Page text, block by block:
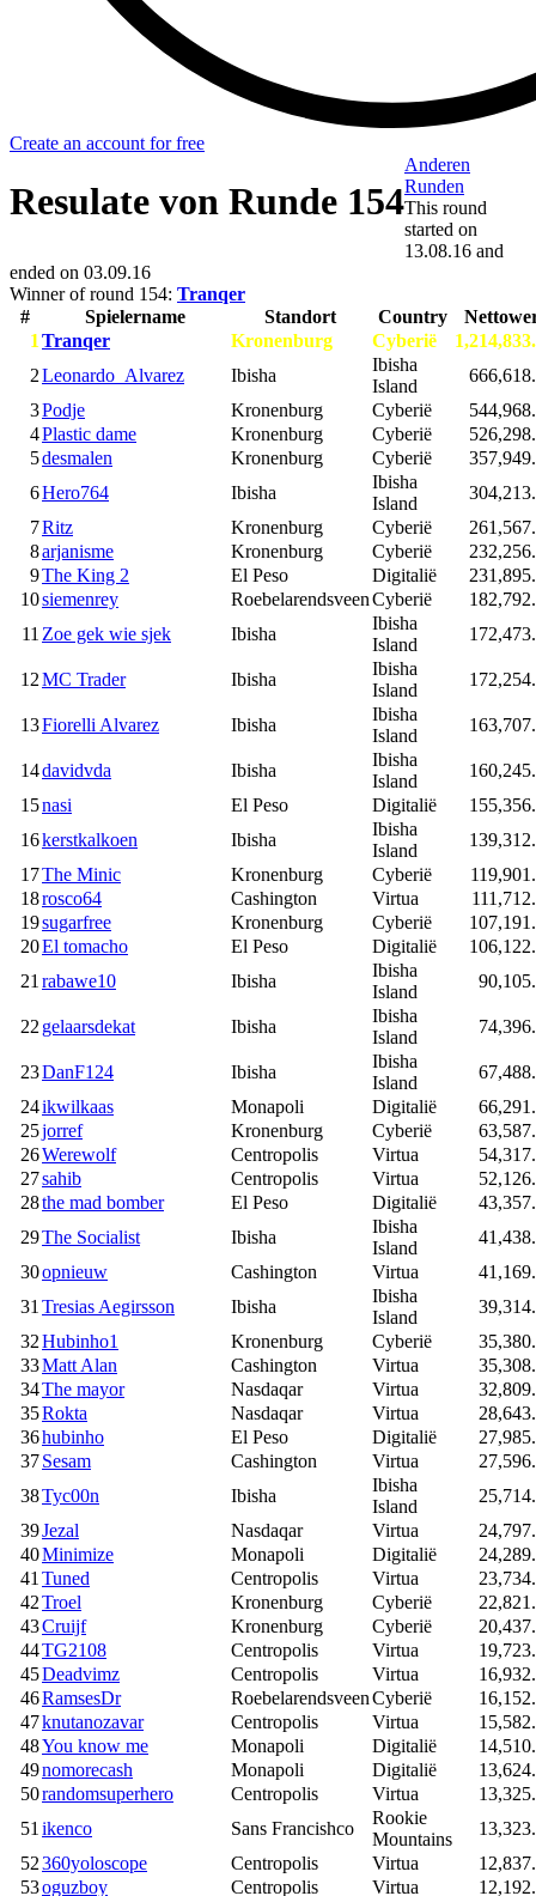
Create an account for free
Resulate von Runde 154
Anderen
Runden
This round
started on
13.08.16 and
ended on 03.09.16
Winner of round 154: Tranqer
#
Spielername Standort Country
1 Tranqer Kronenburg Cyberië
2Leonardo_Alvarez Ibisha
Ibisha
Island
3Podje Kronenburg Cyberië
4Plastic dame Kronenburg Cyberië
5desmalen Kronenburg Cyberië
6Hero764 Ibisha
Ibisha
Island
7Ritz Kronenburg Cyberië
8arjanisme Kronenburg Cyberië
9The King 2 El Peso Digitalië
10siemenrey RoebelarendsveenCyberië
11 Zoe gek wie sjek Ibisha
Ibisha
Island
12MC Trader Ibisha
Ibisha
Island
13Fiorelli Alvarez Ibisha
Ibisha
Island
14davidvda Ibisha
Ibisha
Island
15nasi El Peso Digitalië
16kerstkalkoen Ibisha
Ibisha
Island
17The Minic Kronenburg Cyberië
18rosco64 Cashington Virtua
19sugarfree Kronenburg Cyberië
20El tomacho El Peso Digitalië
21 rabawe10 Ibisha
Ibisha
Island
22 gelaarsdekat Ibisha
Ibisha
Island
23DanF124 Ibisha
Ibisha
Island
24ikwilkaas Monapoli Digitalië
25jorref Kronenburg Cyberië
26Werewolf Centropolis Virtua
27sahib Centropolis Virtua
28the mad bomber El Peso Digitalië
29The Socialist Ibisha
Ibisha
Island
30opnieuw Cashington Virtua
31 Tresias Aegirsson Ibisha
Ibisha
Island
32Hubinho1 Kronenburg Cyberië
33Matt Alan Cashington Virtua
34The mayor Nasdaqar Virtua
35Rokta Nasdaqar Virtua
36hubinho El Peso Digitalië
37Sesam Cashington Virtua
38Tyc00n Ibisha
Ibisha
Island
39Jezal Nasdaqar Virtua
40Minimize Monapoli Digitalië
41 Tuned Centropolis Virtua
42Troel Kronenburg Cyberië
43Cruijf Kronenburg Cyberië
44TG2108 Centropolis Virtua
45Deadvimz Centropolis Virtua
46RamsesDr RoebelarendsveenCyberië
47knutanozavar Centropolis Virtua
48You know me Monapoli Digitalië
49nomorecash Monapoli Digitalië
50randomsuperhero Centropolis Virtua
51 ikenco Sans Francishco
Rookie
Mountains
52360yoloscope Centropolis Virtua
53oguzboy Centropolis Virtua